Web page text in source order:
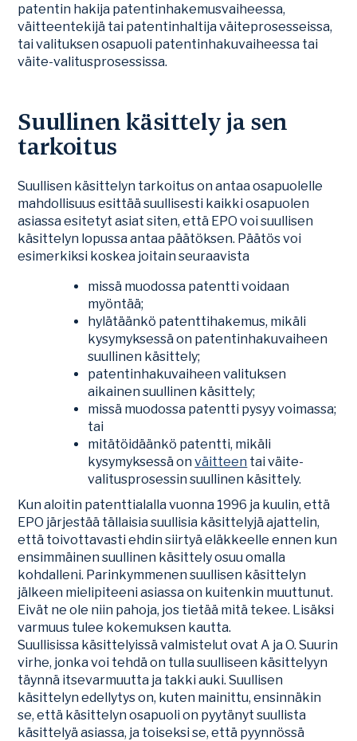
patentin hakija patentinhakemusvaiheessa,
väitteentekijä tai patentinhaltija väiteprosesseissa,
tai valituksen osapuoli patentinhakuvaiheessa tai
väite-valitusprosessissa.
Suullinen käsittely ja sen
tarkoitus
Suullisen käsittelyn tarkoitus on antaa osapuolelle
mahdollisuus esittää suullisesti kaikki osapuolen
asiassa esitetyt asiat siten, että EPO voi suullisen
käsittelyn lopussa antaa päätöksen. Päätös voi
esimerkiksi koskea joitain seuraavista
missä muodossa patentti voidaan
myöntää;
hylätäänkö patenttihakemus, mikäli
kysymyksessä on patentinhakuvaiheen
suullinen käsittely;
patentinhakuvaiheen valituksen
aikainen suullinen käsittely;
missä muodossa patentti pysyy voimassa;
tai
mitätöidäänkö patentti, mikäli
kysymyksessä onväitteen tai väite-
valitusprosessin suullinen käsittely.
Kun aloitin patenttialalla vuonna 1996 ja kuulin, että
EPO järjestää tällaisia suullisia käsittelyjä ajattelin,
että toivottavasti ehdin siirtyä eläkkeelle ennen kun
ensimmäinen suullinen käsittely osuu omalla
kohdalleni. Parinkymmenen suullisen käsittelyn
jälkeen mielipiteeni asiassa on kuitenkin muuttunut.
Eivät ne ole niin pahoja, jos tietää mitä tekee. Lisäksi
varmuus tulee kokemuksen kautta.
Suullisissa käsittelyissä valmistelut ovat A ja O. Suurin
virhe, jonka voi tehdä on tulla suulliseen käsittelyyn
täynnä itsevarmuutta ja takki auki. Suullisen
käsittelyn edellytys on, kuten mainittu, ensinnäkin
se, että käsittelyn osapuoli on pyytänyt suullista
käsittelyä asiassa, ja toiseksi se, että pyynnössä